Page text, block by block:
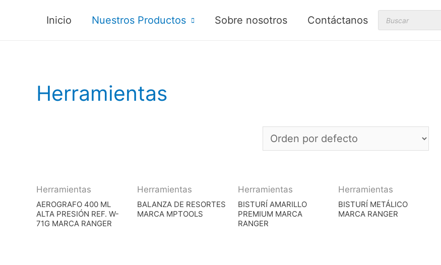
Inicio Nuestros Productos Sobre nosotros Contáctanos
Products
search
Herramientas
Herramientas
AEROGRAFO 400 ML
ALTA PRESIÓN REF. W-
71G MARCA RANGER
Herramientas
BALANZA DE RESORTES
MARCA MPTOOLS
Herramientas
BISTURÍ AMARILLO
PREMIUM MARCA
RANGER
Herramientas
BISTURÍ METÁLICO
MARCA RANGER